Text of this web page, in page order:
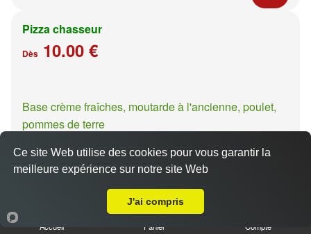
Pizza chasseur
Dès 10.00 €
Base crème fraîches, moutarde à l'ancienne, poulet,
pommes de terre
10.00 €
Accueil Panier Compte
Ce site Web utilise des cookies pour vous garantir la
meilleure expérience sur notre site Web
J'ai compris